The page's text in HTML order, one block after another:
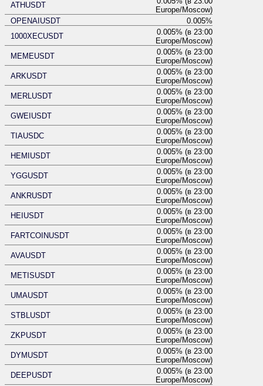
ATHUSDT
Europe/Moscow)
OPENAIUSDT
0.005%
1000XECUSDT
0.005% (в 23:00
Europe/Moscow)
MEMEUSDT
0.005% (в 23:00
Europe/Moscow)
ARKUSDT
0.005% (в 23:00
Europe/Moscow)
MERLUSDT
0.005% (в 23:00
Europe/Moscow)
GWEIUSDT
0.005% (в 23:00
Europe/Moscow)
TIAUSDC
0.005% (в 23:00
Europe/Moscow)
HEMIUSDT
0.005% (в 23:00
Europe/Moscow)
YGGUSDT
0.005% (в 23:00
Europe/Moscow)
ANKRUSDT
0.005% (в 23:00
Europe/Moscow)
HEIUSDT
0.005% (в 23:00
Europe/Moscow)
FARTCOINUSDT
0.005% (в 23:00
Europe/Moscow)
AVAUSDT
0.005% (в 23:00
Europe/Moscow)
METISUSDT
0.005% (в 23:00
Europe/Moscow)
UMAUSDT
0.005% (в 23:00
Europe/Moscow)
STBLUSDT
0.005% (в 23:00
Europe/Moscow)
ZKPUSDT
0.005% (в 23:00
Europe/Moscow)
DYMUSDT
0.005% (в 23:00
Europe/Moscow)
DEEPUSDT
0.005% (в 23:00
Europe/Moscow)